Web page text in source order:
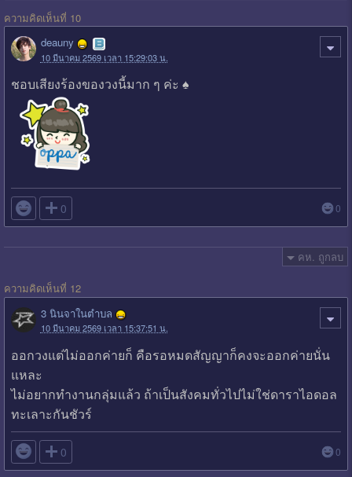
ความคิดเห็นที่ 10
deauny
10 มีนาคม 2569 เวลา 15:29:03 น.
ชอบเสียงร้องของวงนี้มาก ๆ ค่ะ ♠
 0 0
คห. ถูกลบ
ความคิดเห็นที่ 12
3 นินจาในตำบล
10 มีนาคม 2569 เวลา 15:37:51 น.
ออกวงแต่ไม่ออกค่ายก็ คือรอหมดสัญญาก็คงจะออกค่ายนั่น
แหละ
ไม่อยากทำงานกลุ่มแล้ว ถ้าเป็นสังคมทั่วไปไม่ใช่ดาราไอดอล
ทะเลาะกันชัวร์
 0 0